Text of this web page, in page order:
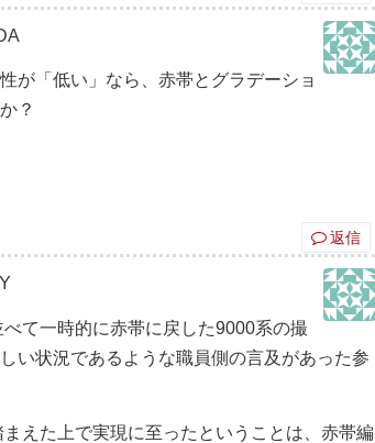
が「低い」なら、赤帯とグラデーショ
？
返信
て一時的に赤帯に戻した9000系の撮
い状況であるような職員側の言及があった参
えた上で実現に至ったということは、赤帯編